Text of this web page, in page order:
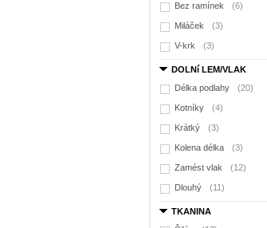
Bez ramínek (6)
Miláček (3)
V-krk (3)
DOLNí LEM/VLAK
Délka podlahy
(20)
Kotníky (4)
Krátký (3)
Kolena délka (3)
Zamést vlak (12)
Dlouhý (11)
TKANINA